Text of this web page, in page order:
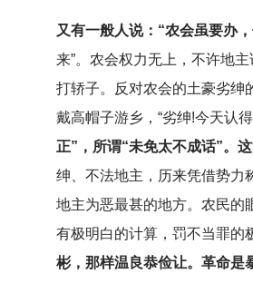
又有一般人说：“农会虽要办
来”。农会权力无上，不许地
打轿子。反对农会的土豪劣绅
戴高帽子游乡，“劣绅!今天认
正”，所谓“未免太不成话”。
绅、不法地主，历来凭借势力
地主为恶最甚的地方。农民的
有极明白的计算，罚不当罪的
彬，那样温良恭俭让。革命是